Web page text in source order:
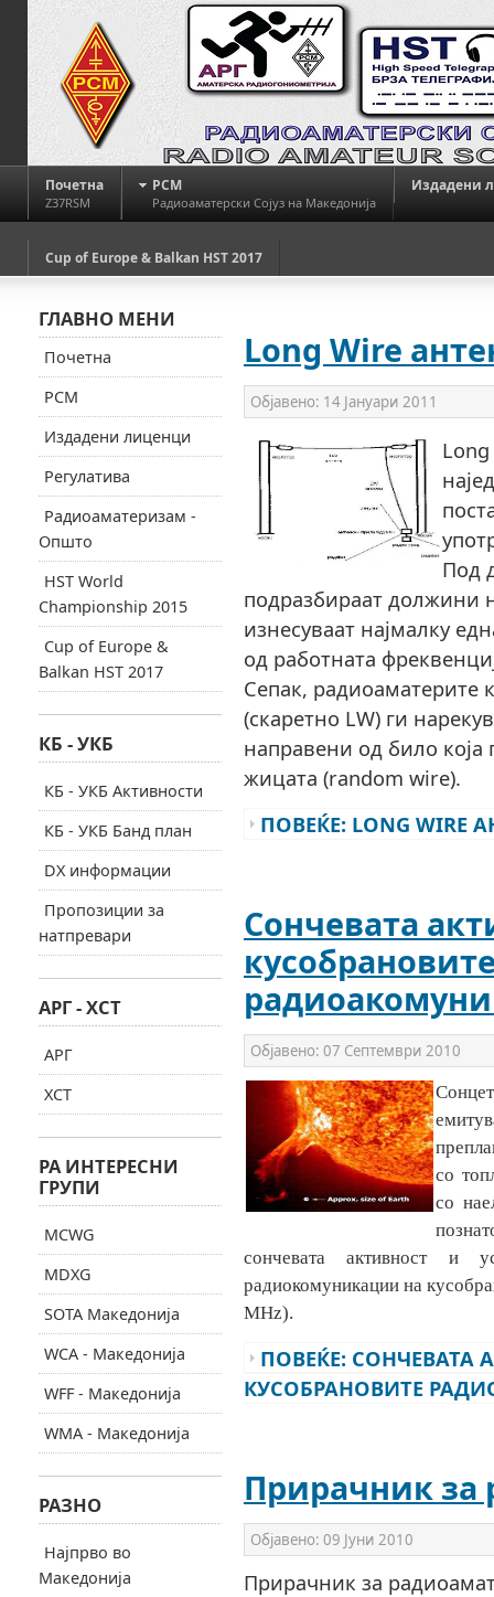
Почетна
Z37RSM
РСМ
Радиоаматерски Сојуз на Македонија
Издадени
Cup of Europe & Balkan HST 2017
Long Wire
Објавено: 14 Јануари 2011
Под
подразбираат должини
изнесуваат најмалку
од работната
Сепак, радиоаматерите
(скаретно LW) ги
направени од било
жицата (random wire).
ПОВЕЌЕ: LONG WIRE
Сончевата
Објавено: 07 Септември 2010
со
со
сончевата активност и
радиокомуникации на
MHz).
ПОВЕЌЕ: СОНЧЕВАТА
КУСОБРАНОВИТЕ
Прирачник за
Објавено: 09 Јуни 2010
Прирачник за
ГЛАВНО МЕНИ
Почетна
РСМ
Издадени лиценци
Регулатива
Радиоаматеризам -
Општо
HST World
Championship 2015
Cup of Europe &
Balkan HST 2017
КБ - УКБ
КБ - УКБ Активности
КБ - УКБ Банд план
DX информации
Пропозиции за
натпревари
АРГ - ХСТ
АРГ
ХСТ
РА ИНТЕРЕСНИ
ГРУПИ
MCWG
MDXG
SOTA Македонија
WCA - Македонија
WFF - Македонија
WMA - Македонија
РАЗНО
Најпрво во
Македонија